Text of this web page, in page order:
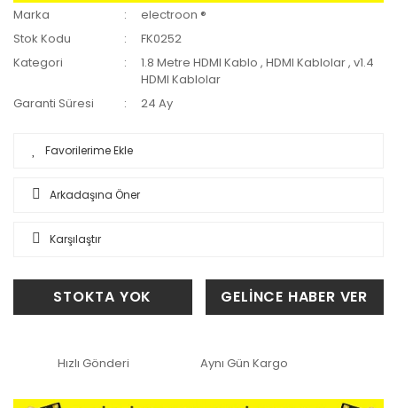
Marka
electroon ®
Stok Kodu
FK0252
Kategori
1.8 Metre HDMI Kablo ,HDMI Kablolar,v1.4
HDMI Kablolar
Garanti Süresi
24 Ay
Arkadaşına Öner
Karşılaştır
STOKTA YOK GELİNCE HABER VER
Hızlı Gönderi Aynı Gün Kargo